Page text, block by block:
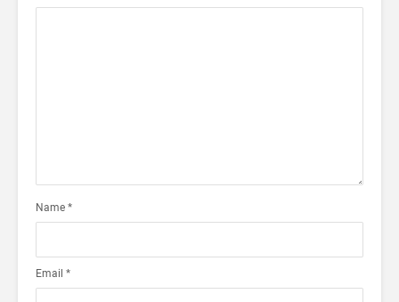
Name *
Email *